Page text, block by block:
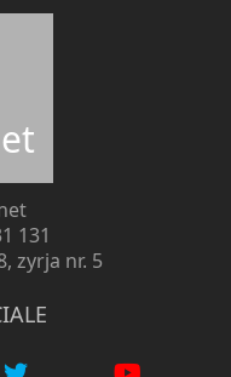
131
zyrja nr. 5